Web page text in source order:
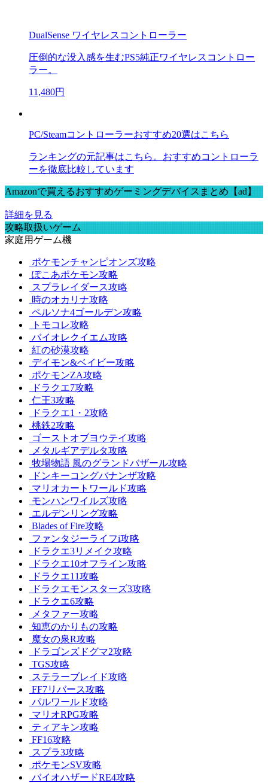
DualSense ワイヤレスコントローラー
圧倒的な没入感を生むPS5純正ワイヤレスコントロー
ラー。
11,480円
PC/Steamコントローラーおすすめ20選はこちら
ランキングの元記事はこちら。おすすめコントローラ
ーを徹底比較しています
Amazonで買えるおすすめゲーミングデバイスまとめ【ad】
詳細を見る
攻略取扱いゲーム
家庭用ゲーム機
ポケモンチャンピオンズ攻略
ぽこあポケモン攻略
スプラレイダース攻略
時のオカリナ攻略
ペルソナ4ゴールデン攻略
トモコレ攻略
バイオレクイエム攻略
紅の砂漠攻略
デイモン&ベイビー攻略
ポケモンZA攻略
ドラクエ7攻略
仁王3攻略
ドラクエ1・2攻略
桃鉄2攻略
ゴーストオブヨウテイ攻略
メタルギアデルタ攻略
牧場物語 風のグランドバザール攻略
ドンキーコングバナンザ攻略
マリオカートワールド攻略
モンハンワイルズ攻略
エルデンリング攻略
Blades of Fire攻略
ファンタジーライフi攻略
ドラクエ3リメイク攻略
ドラクエ10オフライン攻略
ドラクエ11攻略
ドラクエモンスターズ3攻略
ドラクエ6攻略
メタファー攻略
知恵のかりもの攻略
魔女の泉R攻略
ドラゴンズドグマ2攻略
TGS攻略
ステラーブレイド攻略
FF7リバース攻略
パルワールド攻略
マリオRPG攻略
ティアキン攻略
FF16攻略
スプラ3攻略
ポケモンSV攻略
バイオハザードRE4攻略